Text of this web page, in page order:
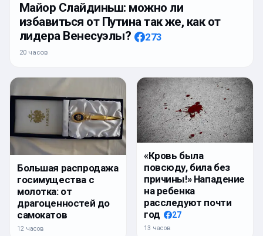
Майор Слайдиньш: можно ли
избавиться от Путина так же, как от
лидера Венесуэлы?
273
20 часов
Большая распродажа
госимущества с
молотка: от
драгоценностей до
самокатов
12 часов
«Кровь была
повсюду, била без
причины!» Нападение
на ребенка
расследуют почти
год
27
13 часов